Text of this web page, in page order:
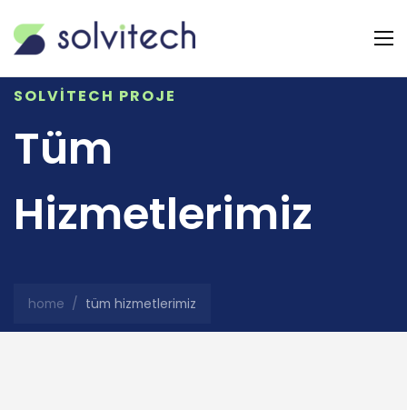
SOLVITECH PROJE
Tüm
Hizmetlerimiz
home / tüm hizmetlerimiz